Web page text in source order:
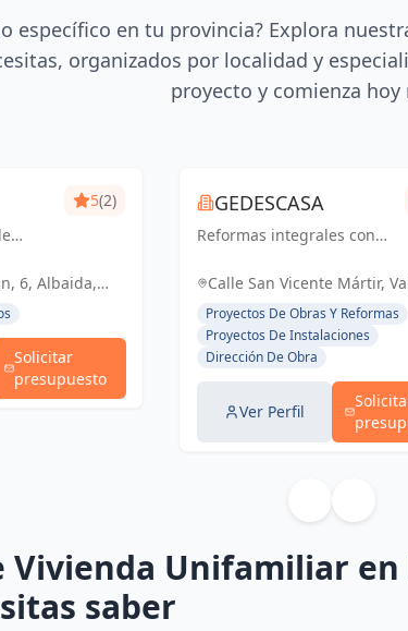
específico en tu provincia? Explora
organizados por localidad y
proyecto y comienza hoy
para
diseño
5(2)
6, Albaida,
Solicitar
presupuesto
GEDESCASA
Reformas integrales con
cerrado.
Calle San Vicente Mártir,
España, España
Proyectos De Obras Y Reformas
Proyectos De Instalaciones
Dirección De Obra
Ver Perfil
Vivienda Unifamiliar en
saber